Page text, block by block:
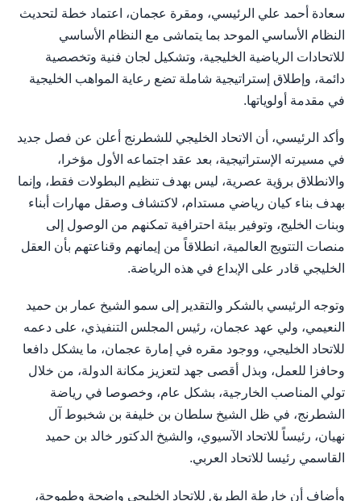
سعادة أحمد علي الرئيسي، ومقرة عجمان، اعتماد خطة لتحديث
النظام الأساسي الموحد بما يتماشى مع النظام الأساسي
للاتحادات الرياضية الخليجية، وتشكيل لجان فنية وتخصصية
دائمة، وإطلاق إستراتيجية شاملة تضع رعاية المواهب الخليجية
في مقدمة أولوياتها.
وأكد الرئيسي، أن الاتحاد الخليجي للشطرنج أعلن عن فصل جديد
في مسيرته الإستراتيجية، بعد عقد اجتماعه الأول مؤخرا،
والانطلاق برؤية عصرية، ليس بهدف تنظيم البطولات فقط، وإنما
بهدف بناء كيان رياضي مستدام، لاكتشاف وصقل مهارات أبناء
وبنات الخليج، وتوفير بيئة احترافية تمكنهم من الوصول إلى
منصات التتويج العالمية، انطلاقاً من إيمانهم وقناعتهم بأن العقل
الخليجي قادر على الإبداع في هذه الرياضة.
وتوجه الرئيسي بالشكر والتقدير إلى سمو الشيخ عمار بن حميد
النعيمي، ولي عهد عجمان، رئيس المجلس التنفيذي، على دعمه
للاتحاد الخليجي، ووجود مقره في إمارة عجمان، ما يشكل دافعا
وحافزا للعمل، وبذل أقصى جهد لتعزيز مكانة الدولة، من خلال
تولي المناصب الخارجية، بشكل عام، وخصوصا في رياضة
الشطرنج، في ظل الشيخ سلطان بن خليفة بن شخبوط آل
نهيان، رئيساً للاتحاد الآسيوي، والشيخ الدكتور خالد بن حميد
القاسمي رئيسا للاتحاد العربي.
وأضاف أن خارطة الطريق للاتحاد الخليجي واضحة وطموحة،